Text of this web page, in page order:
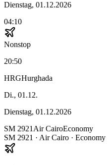
Dienstag, 01.12.2026
04:10
Nonstop
20:50
HRGHurghada
Di., 01.12.
Dienstag, 01.12.2026
SM 2921Air CairoEconomy
SM 2921 · Air Cairo · Economy